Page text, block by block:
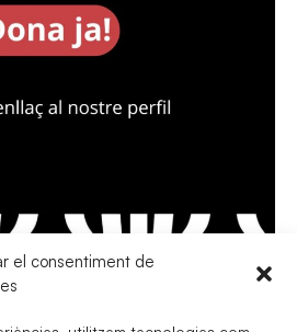
el consentiment de